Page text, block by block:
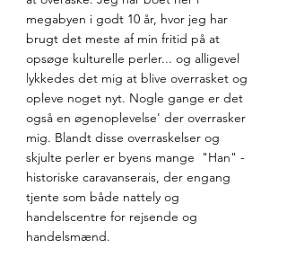
megabyen i godt 10 år, hvor jeg har
brugt det meste af min fritid på at
opsøge kulturelle perler... og alligevel
lykkedes det mig at blive overrasket og
opleve noget nyt. Nogle gange er det
også en øgenoplevelse' der overrasker
mig. Blandt disse overraskelser og
skjulte perler er byens mange  "Han" -
historiske caravanserais, der engang
tjente som både nattely og
handelscentre for rejsende og
handelsmænd.